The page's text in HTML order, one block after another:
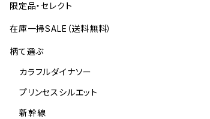
限定品・セレクト
在庫一掃SALE（送料無料）
柄て選ぶ
カラフルダイナソー
プリンセスシルエット
新幹線